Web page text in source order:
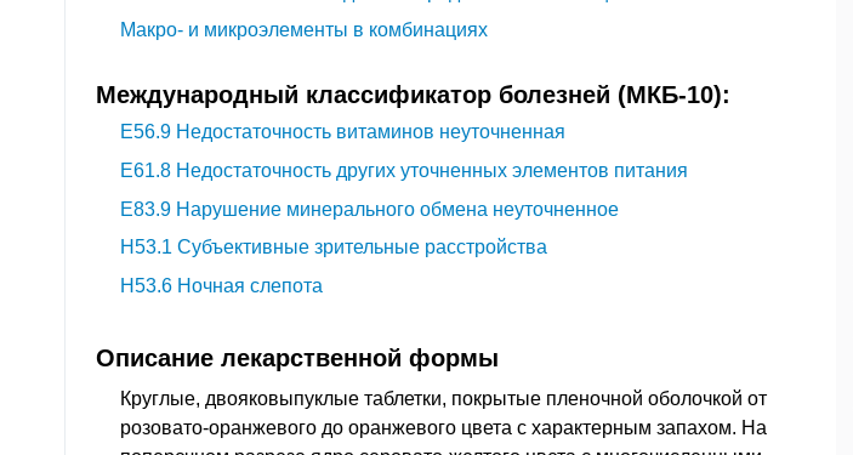
Макро- и микроэлементы в комбинациях
Международный классификатор болезней (МКБ-10):
E56.9 Недостаточность витаминов неуточненная
E61.8 Недостаточность других уточненных элементов питания
E83.9 Нарушение минерального обмена неуточненное
H53.1 Субъективные зрительные расстройства
H53.6 Ночная слепота
Описание лекарственной формы
Круглые, двояковыпуклые таблетки, покрытые пленочной оболочкой от
розовато-оранжевого до оранжевого цвета с характерным запахом. На